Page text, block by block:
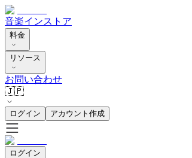
音楽インストア
料金
リソース
お問い合わせ
🇯🇵
ログイン アカウント作成
ログイン